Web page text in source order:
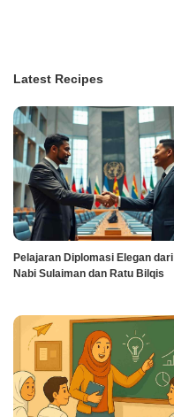
Latest Recipes
Pelajaran Diplomasi Elegan dari
Nabi Sulaiman dan Ratu Bilqis